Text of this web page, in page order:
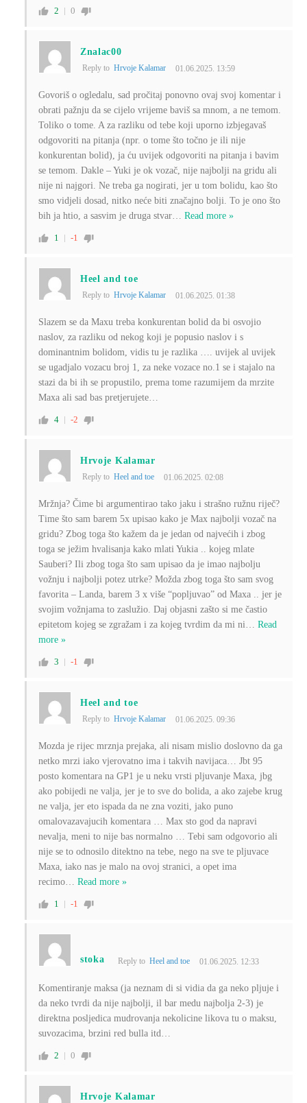
2 0
Znalac00
Reply to Hrvoje Kalamar 01.06.2025. 13:59
Govoriš o ogledalu, sad pročitaj ponovno ovaj svoj komentar i
obrati pažnju da se cijelo vrijeme baviš sa mnom, a ne temom.
Toliko o tome. A za razliku od tebe koji uporno izbjegavaš
odgovoriti na pitanja (npr. o tome što točno je ili nije
konkurentan bolid), ja ću uvijek odgovoriti na pitanja i bavim
se temom. Dakle – Yuki je ok vozač, nije najbolji na gridu ali
nije ni najgori. Ne treba ga nogirati, jer u tom bolidu, kao što
smo vidjeli dosad, nitko neće biti značajno bolji. To je ono što
bih ja htio, a sasvim je druga stvar… Read more »
1 -1
Heel and toe
Reply to Hrvoje Kalamar 01.06.2025. 01:38
Slazem se da Maxu treba konkurentan bolid da bi osvojio
naslov, za razliku od nekog koji je popusio naslov i s
dominantnim bolidom, vidis tu je razlika …. uvijek al uvijek
se ugadjalo vozacu broj 1, za neke vozace no.1 se i stajalo na
stazi da bi ih se propustilo, prema tome razumijem da mrzite
Maxa ali sad bas pretjerujete…
4 -2
Hrvoje Kalamar
Reply to Heel and toe 01.06.2025. 02:08
Mržnja? Čime bi argumentirao tako jaku i strašno ružnu riječ?
Time što sam barem 5x upisao kako je Max najbolji vozač na
gridu? Zbog toga što kažem da je jedan od najvećih i zbog
toga se ježim hvalisanja kako mlati Yukia .. kojeg mlate
Sauberi? Ili zbog toga što sam upisao da je imao najbolju
vožnju i najbolji potez utrke? Možda zbog toga što sam svog
favorita – Landa, barem 3 x više “popljuvao” od Maxa .. jer je
svojim vožnjama to zaslužio. Daj objasni zašto si me častio
epitetom kojeg se zgražam i za kojeg tvrdim da mi ni… Read
more »
3 -1
Heel and toe
Reply to Hrvoje Kalamar 01.06.2025. 09:36
Mozda je rijec mrznja prejaka, ali nisam mislio doslovno da ga
netko mrzi iako vjerovatno ima i takvih navijaca… Jbt 95
posto komentara na GP1 je u neku vrsti pljuvanje Maxa, jbg
ako pobijedi ne valja, jer je to sve do bolida, a ako zajebe krug
ne valja, jer eto ispada da ne zna voziti, jako puno
omalovazavajucih komentara … Max sto god da napravi
nevalja, meni to nije bas normalno … Tebi sam odgovorio ali
nije se to odnosilo ditektno na tebe, nego na sve te pljuvace
Maxa, iako nas je malo na ovoj stranici, a opet ima
recimo… Read more »
1 -1
stoka Reply toHeel and toe 01.06.2025. 12:33
Komentiranje maksa (ja neznam di si vidia da ga neko pljuje i
da neko tvrdi da nije najbolji, il bar medu najbolja 2-3) je
direktna posljedica mudrovanja nekolicine likova tu o maksu,
suvozacima, brzini red bulla itd…
2 0
Hrvoje Kalamar